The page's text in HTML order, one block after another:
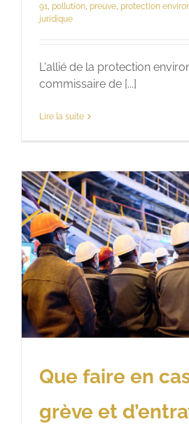
91 pollution preuve protection
juridique
L'allié de la protection
commissaire de [...]
Lire la suite
Que faire en
grève et